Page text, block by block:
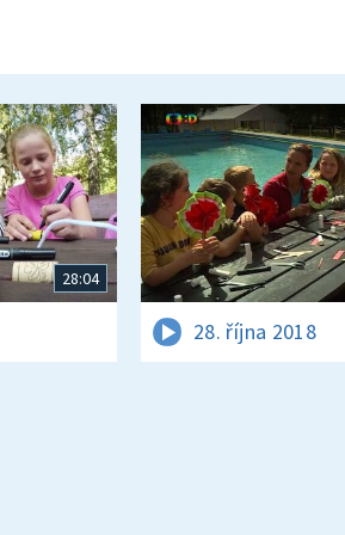
28:04
28. října 2018